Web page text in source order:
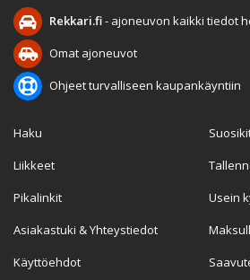
Rekkari.fi- ajoneuvon kaikki tiedot
Omat ajoneuvot
Ohjeet turvalliseen kaupankäyntiin
Haku
Liikkeet
Pikalinkit
Asiakastuki & Yhteystiedot
Käyttöehdot
Usein